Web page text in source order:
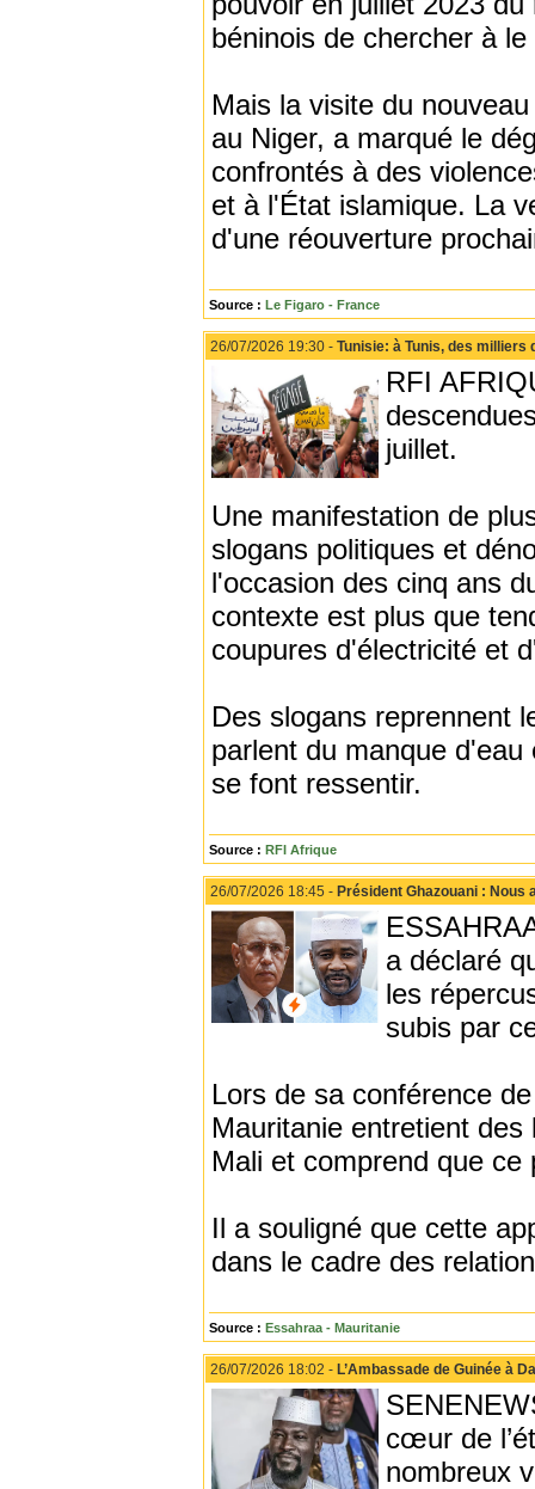
béninois de chercher à
Mais la visite du
au Niger, a marqué le
confrontés à des
et à l'État islamique. La
d'une réouverture
Source : Le Figaro - France
26/07/2026 19:30 - Tunisie: à Tunis, des
RFI
juillet.
Une manifestation de
slogans politiques et
l'occasion des cinq ans
contexte est plus que
coupures d'électricité et
Des slogans reprennent
parlent du manque
se font ressentir.
Source : RFI Afrique
26/07/2026 18:45 - Président Ghazouani :
a déclaré
les
subis par
Lors de sa conférence
Mauritanie entretient
Mali et comprend que
Il a souligné que cette
dans le cadre des
Source : Essahraa - Mauritanie
26/07/2026 18:02 - L’Ambassade de Guinée à
cœur de
nombreux